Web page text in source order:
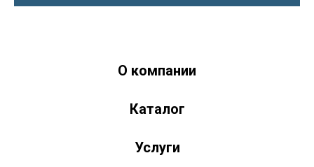
О компании
Каталог
Услуги